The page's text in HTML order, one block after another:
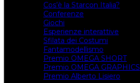
Cos’è la Starcon Italia?
Conferenze
Giochi
Esperienze interattive
Sfilata dei Costumi
Fantamodellismo
Premio OMEGA SHORT
Premio OMEGA GRAPHICS
Premio Alberto Lisiero